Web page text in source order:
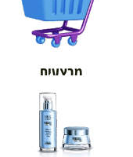
אורטופדיה
מבצעים